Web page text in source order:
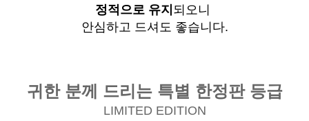
정적으로 유지 되오니
안심하고 드셔도 좋습니다.
귀한 분께 드리는 특별 한정판 등급
LIMITED EDITION